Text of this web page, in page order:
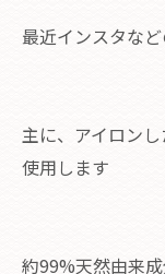
最近インスタな
主に、アイロン
使用します
約99%天然由来